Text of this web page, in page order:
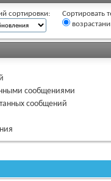
сортировки:
Сортировать
сообщениями
сообщений